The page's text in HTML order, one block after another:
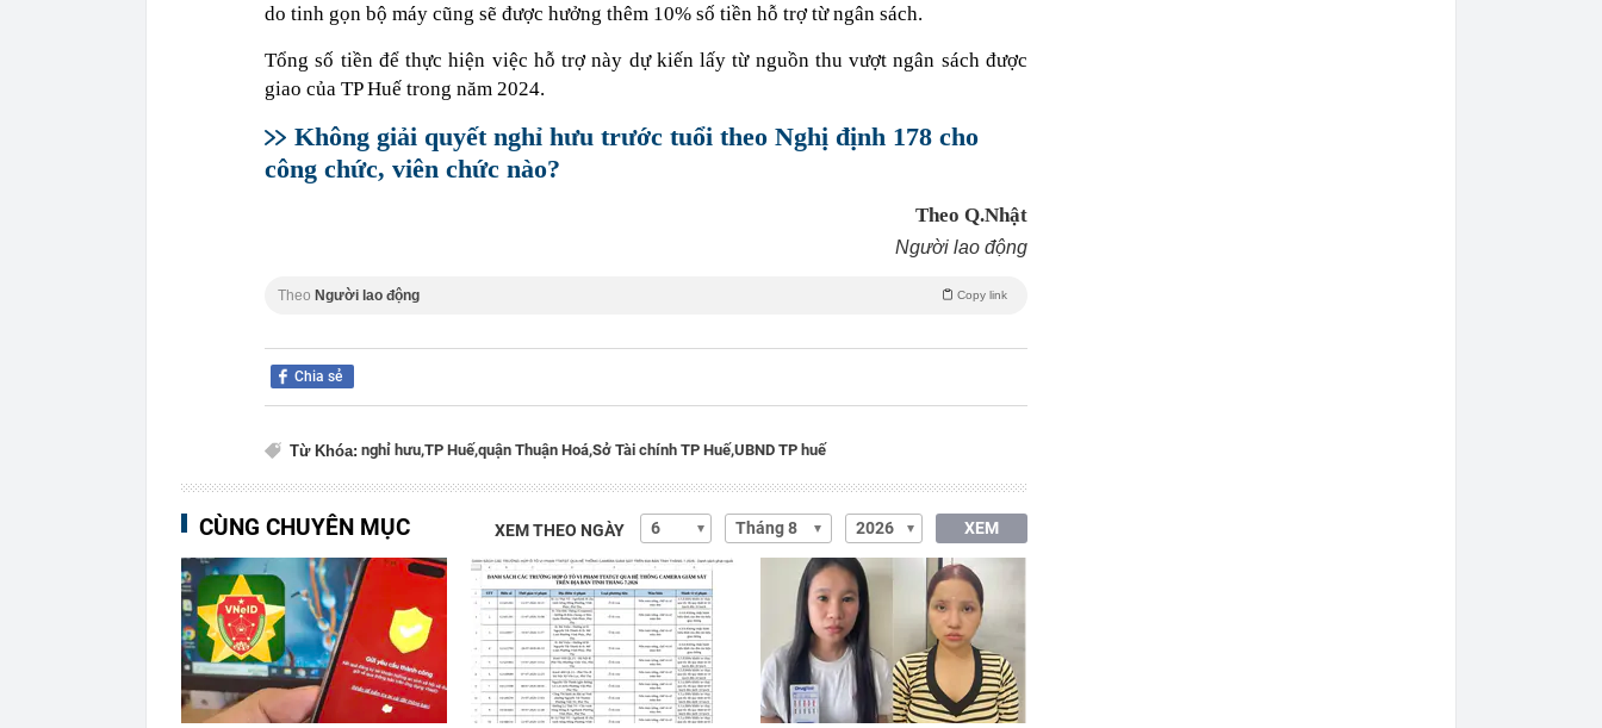
do tinh gọn bộ máy cũng sẽ được hưởng thêm 10% số tiền hỗ trợ từ ngân sách.
Tổng số tiền để thực hiện việc hỗ trợ này dự kiến lấy từ nguồn thu vượt ngân sách được
giao của TP Huế trong năm 2024.
Không giải quyết nghỉ hưu trước tuổi theo Nghị định 178 cho
công chức, viên chức nào?
Theo Q.Nhật
Người lao động
Theo Người lao động Copy link
Chia sẻ
Từ Khóa: nghỉ hưu,TP Huế,quận Thuận Hoá,Sở Tài chính TP Huế,UBND TP huế
CÙNG CHUYÊN MỤC XEM THEO NGÀY XEM